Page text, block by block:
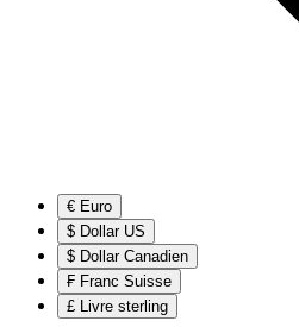
€ Euro
$ Dollar US
$ Dollar Canadien
₣ Franc Suisse
£ Livre sterling